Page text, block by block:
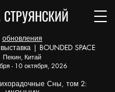
СТРУЯНСКИЙ
обновления
| BOUNDED SPACE
Пекин, Китай
- 10 октября, 2026
Сны, том 2: